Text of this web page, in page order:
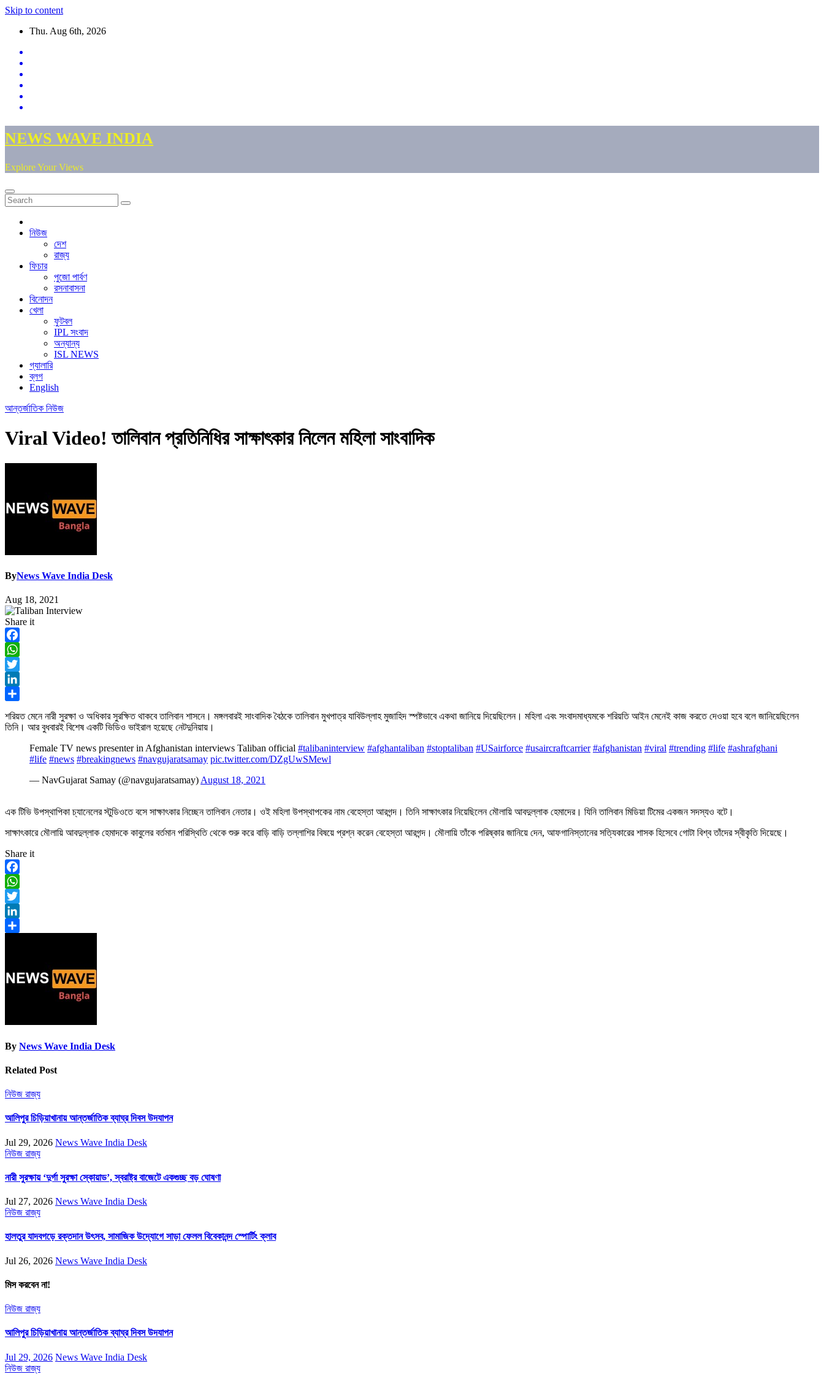
Skip to content
Thu. Aug 6th, 2026
NEWS WAVE INDIA
Explore Your Views
নিউজ
দেশ
রাজ্য
ফিচার
পুজো পার্বণ
রসনাবাসনা
বিনোদন
খেলা
ফুটবল
IPL সংবাদ
অন্যান্য
ISL NEWS
গ্যালারি
ব্লগ
English
আন্তর্জাতিক নিউজ
Viral Video! তালিবান প্রতিনিধির সাক্ষাৎকার নিলেন মহিলা সাংবাদিক
ByNews Wave India Desk
Aug 18, 2021
Share it
Facebook
WhatsApp
Twitter
LinkedIn
শরিয়ত মেনে নারী সুরক্ষা ও অধিকার সুরক্ষিত থাকবে তালিবান শাসনে। মঙ্গলবারই সাংবাদিক বৈঠকে তালিবান মুখপাত্র যাবিউল্লাহ মুজাহিদ স্পষ্টভাবে একথা জানিয়ে দিয়েছিলেন। মহিলা এবং সংবাদমাধ্যমকে শরিয়তি আইন মেনেই কাজ করতে দেওয়া হবে বলে জানিয়েছিলেন
তিনি। আর বুধবারই বিশেষ একটি ভিডিও ভাইরাল হয়েছে নেটদুনিয়ায়।
Female TV news presenter in Afghanistan interviews Taliban official #talibaninterview #afghantaliban #stoptaliban #USairforce #usaircraftcarrier #afghanistan #viral #trending #life #ashrafghani
#life #news #breakingnews #navgujaratsamay pic.twitter.com/DZgUwSMewl
— NavGujarat Samay (@navgujaratsamay) August 18, 2021
এক টিভি উপস্থাপিকা চ্যানেলের স্টুডিওতে বসে সাক্ষাৎকার নিচ্ছেন তালিবান নেতার। ওই মহিলা উপস্থাপকের নাম বেহেস্তা আরগন্দ। তিনি সাক্ষাৎকার নিয়েছিলেন মৌলায়ি আবদুল্লাক হেমাদের। যিনি তালিবান মিডিয়া টিমের একজন সদস্যও বটে।
সাক্ষাৎকারে মৌলায়ি আবদুল্লাক হেমাদকে কাবুলের বর্তমান পরিস্থিতি থেকে শুরু করে বাড়ি বাড়ি তল্লাশির বিষয়ে প্রশ্ন করেন বেহেস্তা আরগন্দ। মৌলায়ি তাঁকে পরিষ্কার জানিয়ে দেন, আফগানিস্তানের সত্যিকারের শাসক হিসেবে গোটা বিশ্ব তাঁদের স্বীকৃতি দিয়েছে।
Share it
Facebook
WhatsApp
Twitter
LinkedIn
By News Wave India Desk
Related Post
নিউজ রাজ্য
আলিপুর চিড়িয়াখানায় আন্তর্জাতিক ব্যাঘ্র দিবস উদযাপন
Jul 29, 2026 News Wave India Desk
নিউজ রাজ্য
নারী সুরক্ষায় ‘দুর্গা সুরক্ষা স্কোয়াড’, স্বরাষ্ট্র বাজেটে একগুচ্ছ বড় ঘোষণা
Jul 27, 2026 News Wave India Desk
নিউজ রাজ্য
হালতুর যাদবগড়ে রক্তদান উৎসব, সামাজিক উদ্যোগে সাড়া ফেলল বিবেকানন্দ স্পোর্টিং ক্লাব
Jul 26, 2026 News Wave India Desk
মিস করবেন না!
নিউজ রাজ্য
আলিপুর চিড়িয়াখানায় আন্তর্জাতিক ব্যাঘ্র দিবস উদযাপন
Jul 29, 2026 News Wave India Desk
নিউজ রাজ্য